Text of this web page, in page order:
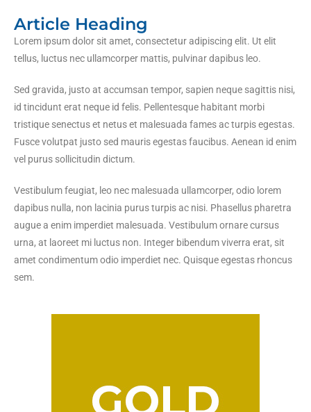
Article Heading
Lorem ipsum dolor sit amet, consectetur adipiscing elit. Ut elit
tellus, luctus nec ullamcorper mattis, pulvinar dapibus leo.
Sed gravida, justo at accumsan tempor, sapien neque sagittis nisi,
id tincidunt erat neque id felis. Pellentesque habitant morbi
tristique senectus et netus et malesuada fames ac turpis egestas.
Fusce volutpat justo sed mauris egestas faucibus. Aenean id enim
vel purus sollicitudin dictum.
Vestibulum feugiat, leo nec malesuada ullamcorper, odio lorem
dapibus nulla, non lacinia purus turpis ac nisi. Phasellus pharetra
augue a enim imperdiet malesuada. Vestibulum ornare cursus
urna, at laoreet mi luctus non. Integer bibendum viverra erat, sit
amet condimentum odio imperdiet nec. Quisque egestas rhoncus
sem.